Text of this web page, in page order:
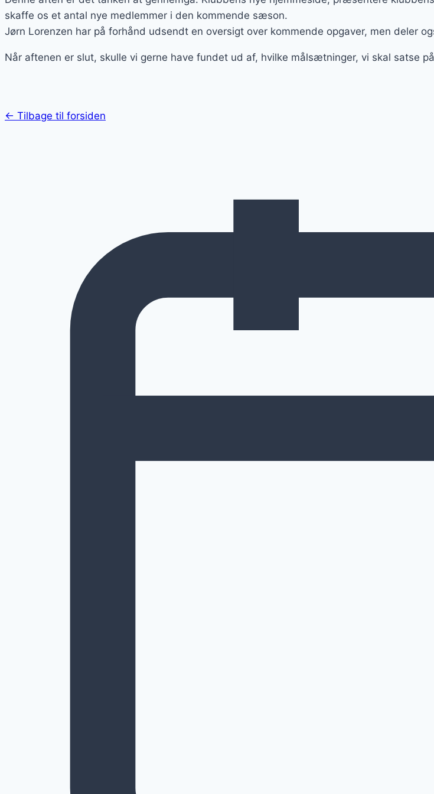
skaffe os et antal nye medlemmer i den kommende sæson.
Jørn Lorenzen har på forhånd udsendt en oversigt over kommende opgaver, men deler
Når aftenen er slut, skulle vi gerne have fundet ud af, hvilke målsætninger, vi skal satse
← Tilbage til forsiden